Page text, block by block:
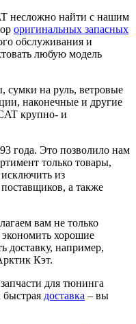
несложно найти с нашим
оригинальных запасных
обслуживания и
любую модель
сумки на руль, ветровые
наконечные и другие
крупно- и
года. Это позволило нам
только товары,
из
а также
вам не только
хорошие
доставку, например,
Кэт.
для тюнинга
доставка – вы